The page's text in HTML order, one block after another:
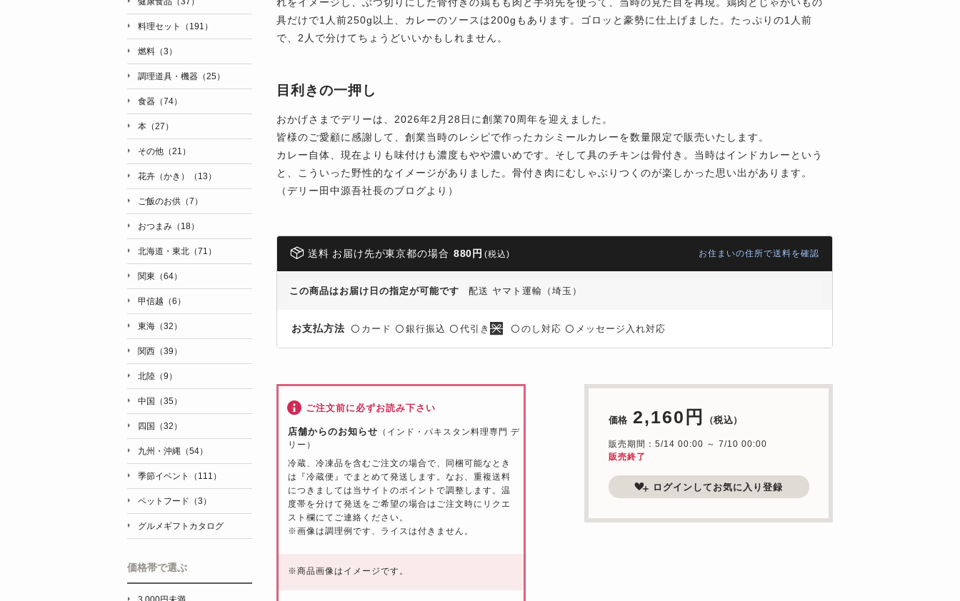
具だけで1人前250g以上、カレーのソースは200gもあります。ゴロッと豪勢に仕上げました。たっぷりの1人前
で、2人で分けてちょうどいいかもしれません。
目利きの一押し
おかげさまでデリーは、2026年2月28日に創業70周年を迎えました。
皆様のご愛顧に感謝して、創業当時のレシピで作ったカシミールカレーを数量限定で販売いたします。
カレー自体、現在よりも味付けも濃度もやや濃いめです。そして具のチキンは骨付き。当時はインドカレーという
と、こういった野性的なイメージがありました。骨付き肉にむしゃぶりつくのが楽しかった思い出があります。
（デリー田中源吾社長のブログより）
送料 お届け先が東京都の場合 880円 (税込) お住まいの住所で送料を確認
この商品はお届け日の指定が可能です 配送 ヤマト運輸（埼玉）
お支払方法 〇 カード 〇 銀行振込 〇 代引き 〇 のし対応 〇 メッセージ入れ対応
価格 2,160円 （税込）
販売期間：5/14 00:00 ～ 7/10 00:00
販売終了
ログインしてお気に入り登録
ご注文前に必ずお読み下さい
店舗からのお知らせ （インド・パキスタン料理専門 デ
リー）
冷蔵、冷凍品を含むご注文の場合で、同梱可能なとき
は『冷蔵便』でまとめて発送します。なお、重複送料
につきましては当サイトのポイントで調整します。温
度帯を分けて発送をご希望の場合はご注文時にリクエ
スト欄にてご連絡ください。
※画像は調理例です、ライスは付きません。
※商品画像はイメージです。
料理セット（191）
燃料（3）
調理道具・機器（25）
食器（74）
本（27）
その他（21）
花卉（かき）（13）
ご飯のお供（7）
おつまみ（18）
北海道・東北（71）
関東（64）
甲信越（6）
東海（32）
関西（39）
北陸（9）
中国（35）
四国（32）
九州・沖縄（54）
季節イベント（111）
ペットフード（3）
グルメギフトカタログ
価格帯で選ぶ